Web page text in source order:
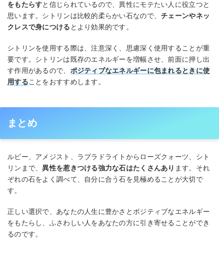
をもたらすと信じられているので、異性にモテたい人に役立つと
思います。シトリンは比較的柔らかい石なので、チェーンやネッ
クレスで身につける とより効果的です。
シトリンを使用する際は、注意深く、思慮深く使用することが重
要です。シトリンは既存のエネルギーを増幅させ、前面に押し出
す作用があるので、 ポジティブなエネルギーに包まれるときに使
用することをおすすめします。
まとめ
ルビー、アメジスト、ラブラドライトからローズクォーツ、シト
リンまで、異性を惹きつける強力な石はたくさんあり ます。それ
ぞれの石をよく調べて、自分に合う石を見極めることが大切で
す。
正しい選択で、あなたの人生に豊かさとポジティブなエネルギー
をもたらし、ふさわしい人をあなたの方に引き寄せることができ
るのです。